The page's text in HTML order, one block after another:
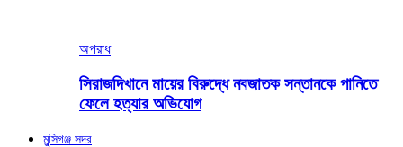
অপরাধ
সিরাজদিখানে মায়ের বিরুদ্ধে নবজাতক সন্তানকে পানিতে
ফেলে হত্যার অভিযোগ
মুন্সিগঞ্জ সদর